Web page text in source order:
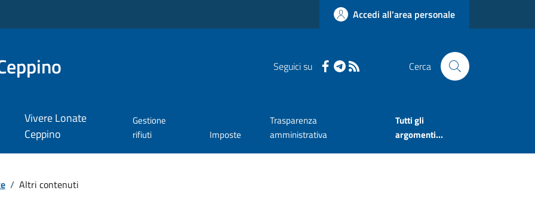
Accedi all'area personale
Seguici su Cerca
Vivere Lonate
Ceppino
Gestione
rifiuti
Imposte
Trasparenza
amministrativa
Tutti gli
argomenti...
/ Altri contenuti